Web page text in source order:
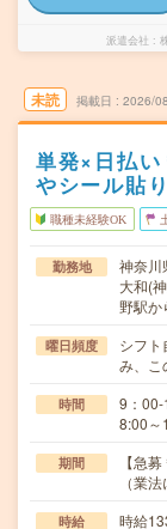
派遣会社
未読 掲載日 2026/
単発×日払
やシール貼
職種未経験OK
勤務地
神奈川
大和(
野駅か
曜日頻度
シフ
み、こ
時間
9：00-
8:00
期間
【急
（業
時給 時給